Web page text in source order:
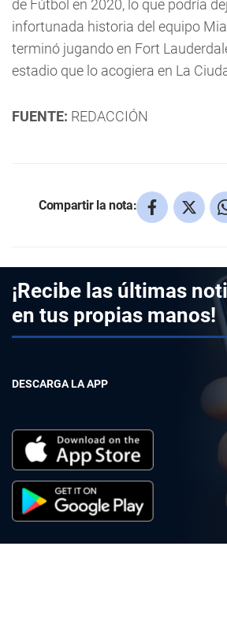
de Fútbol en 2020, lo que podría
infortunada historia del equipo
terminó jugando en Fort
estadio que lo acogiera en La
FUENTE: REDACCIÓN
Compartir la nota:
¡Recibe las últimas
en tus propias manos!
DESCARGA LA APP